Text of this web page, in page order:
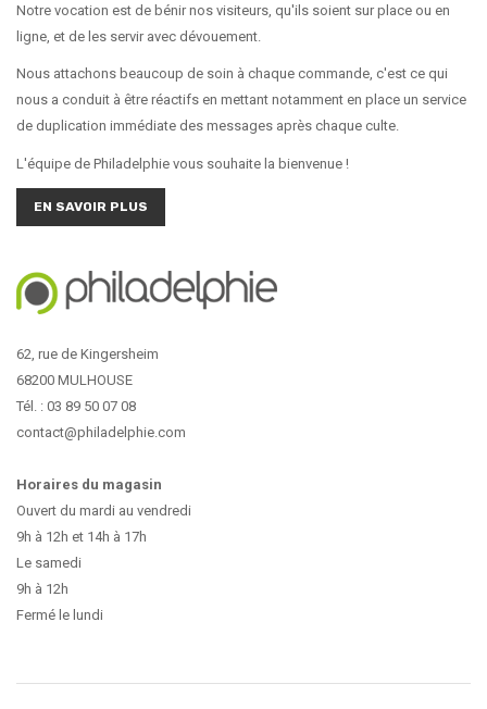
Notre vocation est de bénir nos visiteurs, qu'ils soient sur place ou en
ligne, et de les servir avec dévouement.
Nous attachons beaucoup de soin à chaque commande, c'est ce qui
nous a conduit à être réactifs en mettant notamment en place un service
de duplication immédiate des messages après chaque culte.
L'équipe de Philadelphie vous souhaite la bienvenue !
EN SAVOIR PLUS
62, rue de Kingersheim
68200 MULHOUSE
Tél. : 03 89 50 07 08
contact@philadelphie.com
Horaires du magasin
Ouvert du mardi au vendredi
9h à 12h et 14h à 17h
Le samedi
9h à 12h
Fermé le lundi